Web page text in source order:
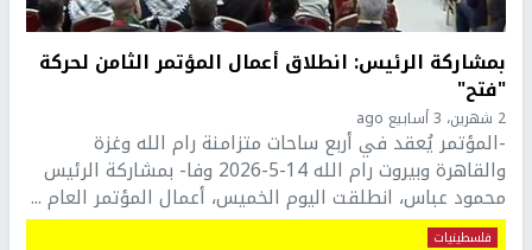
بمشاركة الرئيس: انطلاق أعمال المؤتمر الثامن لحركة
"فتح"
2 شهرين، 3 أسابيع ago
-المؤتمر يُعقد في أربع ساحات متزامنة رام الله وغزة
والقاهرة وبيروت رام الله 14-5-2026 وفا- بمشاركة الرئيس
محمود عباس، انطلقت اليوم الخميس، أعمال المؤتمر العام ...
فلسطينيات